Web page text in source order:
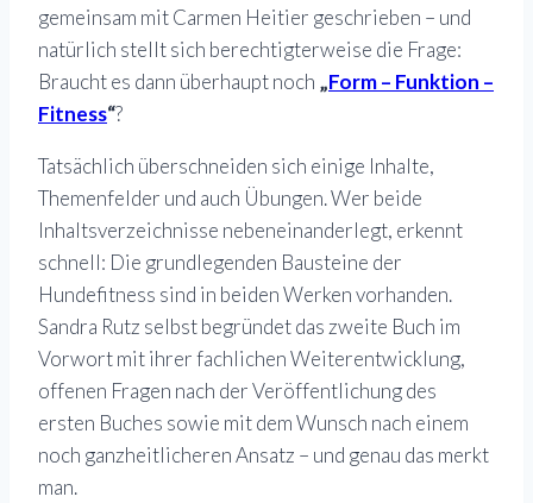
gemeinsam mit Carmen Heitier geschrieben – und
natürlich stellt sich berechtigterweise die Frage:
Braucht es dann überhaupt noch „Form – Funktion –
Fitness“?
Tatsächlich überschneiden sich einige Inhalte,
Themenfelder und auch Übungen. Wer beide
Inhaltsverzeichnisse nebeneinanderlegt, erkennt
schnell: Die grundlegenden Bausteine der
Hundefitness sind in beiden Werken vorhanden.
Sandra Rutz selbst begründet das zweite Buch im
Vorwort mit ihrer fachlichen Weiterentwicklung,
offenen Fragen nach der Veröffentlichung des
ersten Buches sowie mit dem Wunsch nach einem
noch ganzheitlicheren Ansatz – und genau das merkt
man.